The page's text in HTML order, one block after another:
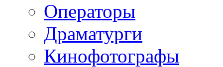
Операторы
Драматурги
Кинофотографы